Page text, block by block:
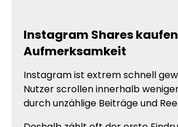
Instagram Shares
Aufmerksamkeit
Instagram ist extrem schnell
Nutzer scrollen innerhalb
durch unzählige Beiträge und